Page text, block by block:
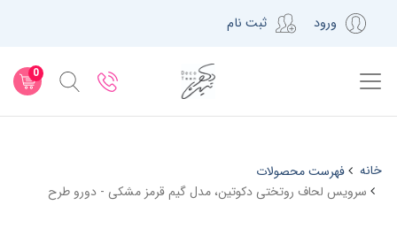
ورود ثبت نام
0
خانه
فهرست محصولات
سرویس لحاف روتختی دکوتین، مدل گیم قرمز مشکی - دورو طرح